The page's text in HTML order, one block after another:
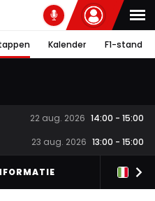
Kalender F1-stand
22 aug. 2026 14:00 - 15:00
23 aug. 2026 13:00 - 15:00